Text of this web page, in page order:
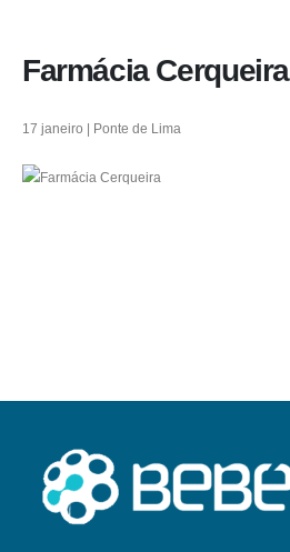
Farmácia Cerqueira
17 janeiro | Ponte de Lima